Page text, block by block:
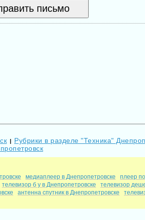
| Рубрики в разделе "Техника"
медиаплеер в Днепропетровске
плеер
телевизор б у в Днепропетровске
телевизор
антенна спутник в Днепропетровске